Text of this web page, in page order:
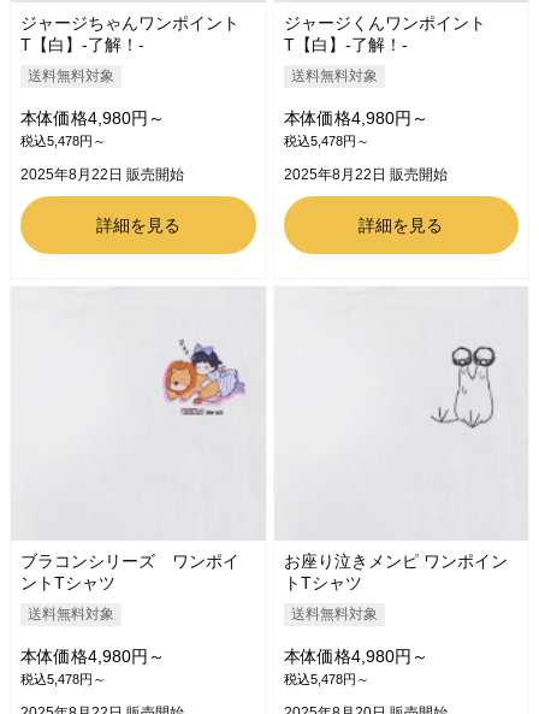
ジャージちゃんワンポイント
T【白】-了解！-
送料無料対象
本体価格4,980円～
税込5,478円～
2025年8月22日 販売開始
詳細を見る
ジャージくんワンポイント
T【白】-了解！-
送料無料対象
本体価格4,980円～
税込5,478円～
2025年8月22日 販売開始
詳細を見る
ブラコンシリーズ ワンポイ
ントTシャツ
送料無料対象
本体価格4,980円～
税込5,478円～
お座り泣きメンピ ワンポイン
トTシャツ
送料無料対象
本体価格4,980円～
税込5,478円～